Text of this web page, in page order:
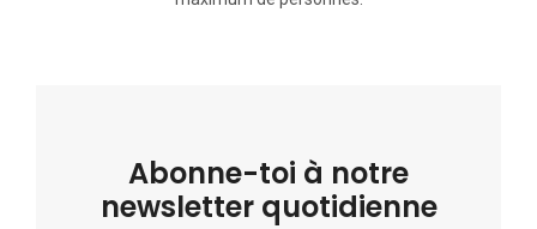
Abonne-toi à notre
newsletter quotidienne